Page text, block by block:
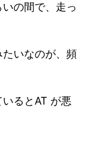
の間で、走っ
いなのが、頻
るとAT が悪